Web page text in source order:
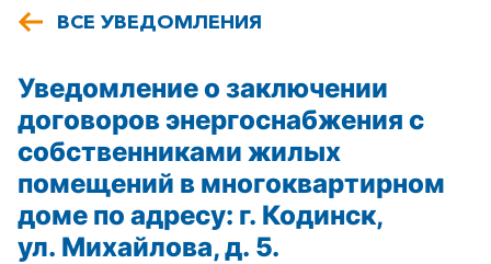
ВСЕ УВЕДОМЛЕНИЯ
Уведомление о заключении
договоров энергоснабжения с
собственниками жилых
помещений в многоквартирном
доме по адресу: г. Кодинск,
ул. Михайлова, д. 5.